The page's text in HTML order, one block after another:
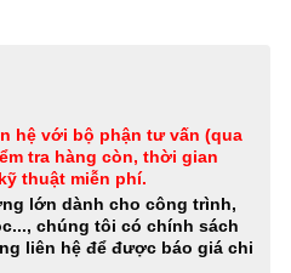
hệ với bộ phận tư vấn (qua
tra hàng còn, thời gian
thuật miễn phí.
lớn dành cho công trình,
chúng tôi có chính sách
liên hệ để được báo giá chi